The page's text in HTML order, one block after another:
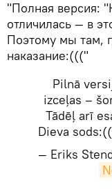
"Полная версия:
отличилась — в
Поэтому мы там,
наказание:((("
Pilnā
izceļas –
Tādēļ arī
Dieva
— Eriks